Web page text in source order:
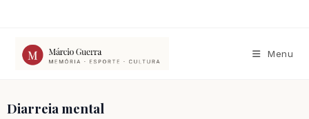
conteúdo
Menu
Diarreia mental